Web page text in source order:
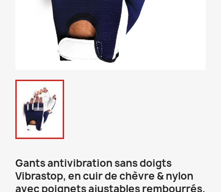
Gants antivibration sans doigts
Vibrastop, en cuir de chèvre & nylon
avec poignets ajustables rembourrés.